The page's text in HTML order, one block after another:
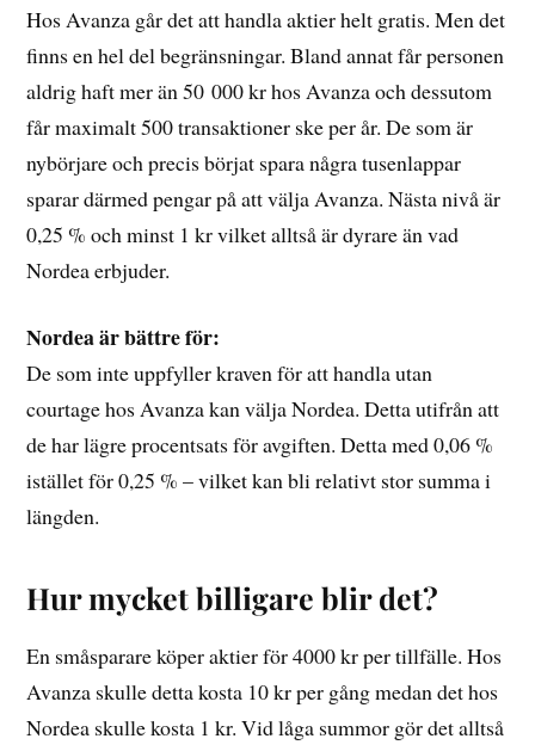
Hos Avanza går det att handla aktier helt gratis. Men det
finns en hel del begränsningar. Bland annat får personen
aldrig haft mer än 50 000 kr hos Avanza och dessutom
får maximalt 500 transaktioner ske per år. De som är
nybörjare och precis börjat spara några tusenlappar
sparar därmed pengar på att välja Avanza. Nästa nivå är
0,25 % och minst 1 kr vilket alltså är dyrare än vad
Nordea erbjuder.
Nordea är bättre för:
De som inte uppfyller kraven för att handla utan
courtage hos Avanza kan välja Nordea. Detta utifrån att
de har lägre procentsats för avgiften. Detta med 0,06 %
istället för 0,25 % – vilket kan bli relativt stor summa i
längden.
Hur mycket billigare blir det?
En småsparare köper aktier för 4000 kr per tillfälle. Hos
Avanza skulle detta kosta 10 kr per gång medan det hos
Nordea skulle kosta 1 kr. Vid låga summor gör det alltså